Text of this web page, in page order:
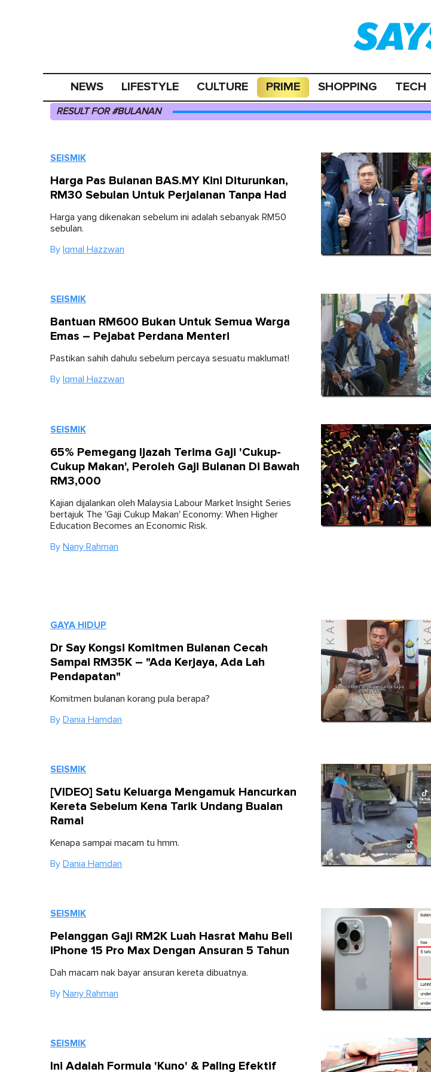
NEWS LIFESTYLE CULTURE PRIME SHOPPING TECH
RESULT FOR #BULANAN
SEISMIK
Harga Pas Bulanan BAS.MY Kini Diturunkan,
RM30 Sebulan Untuk Perjalanan Tanpa Had
Harga yang dikenakan sebelum ini adalah sebanyak RM50
sebulan.
By Iqmal Hazzwan
SEISMIK
Bantuan RM600 Bukan Untuk Semua Warga
Emas – Pejabat Perdana Menteri
Pastikan sahih dahulu sebelum percaya sesuatu maklumat!
By Iqmal Hazzwan
SEISMIK
65% Pemegang Ijazah Terima Gaji 'Cukup-
Cukup Makan', Peroleh Gaji Bulanan Di Bawah
RM3,000
Kajian dijalankan oleh Malaysia Labour Market Insight Series
bertajuk The 'Gaji Cukup Makan' Economy: When Higher
Education Becomes an Economic Risk.
By Nany Rahman
GAYA HIDUP
Dr Say Kongsi Komitmen Bulanan Cecah
Sampai RM35K – "Ada Kerjaya, Ada Lah
Pendapatan"
Komitmen bulanan korang pula berapa?
By Dania Hamdan
SEISMIK
[VIDEO] Satu Keluarga Mengamuk Hancurkan
Kereta Sebelum Kena Tarik Undang Bualan
Ramai
Kenapa sampai macam tu hmm.
By Dania Hamdan
SEISMIK
Pelanggan Gaji RM2K Luah Hasrat Mahu Beli
iPhone 15 Pro Max Dengan Ansuran 5 Tahun
Dah macam nak bayar ansuran kereta dibuatnya.
By Nany Rahman
SEISMIK
Ini Adalah Formula 'Kuno' & Paling Efektif